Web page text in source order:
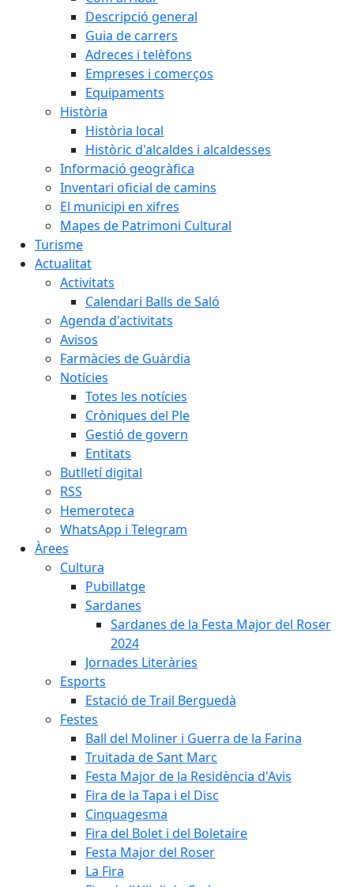
Descripció general
Guia de carrers
Adreces i telèfons
Empreses i comerços
Equipaments
Història
Història local
Històric d'alcaldes i alcaldesses
Informació geogràfica
Inventari oficial de camins
El municipi en xifres
Mapes de Patrimoni Cultural
Turisme
Actualitat
Activitats
Calendari Balls de Saló
Agenda d'activitats
Avisos
Farmàcies de Guàrdia
Notícies
Totes les notícies
Cròniques del Ple
Gestió de govern
Entitats
Butlletí digital
RSS
Hemeroteca
WhatsApp i Telegram
Àrees
Cultura
Pubillatge
Sardanes
Sardanes de la Festa Major del Roser
2024
Jornades Literàries
Esports
Estació de Trail Berguedà
Festes
Ball del Moliner i Guerra de la Farina
Truitada de Sant Marc
Festa Major de la Residència d'Avis
Fira de la Tapa i el Disc
Cinquagesma
Fira del Bolet i del Boletaire
Festa Major del Roser
La Fira